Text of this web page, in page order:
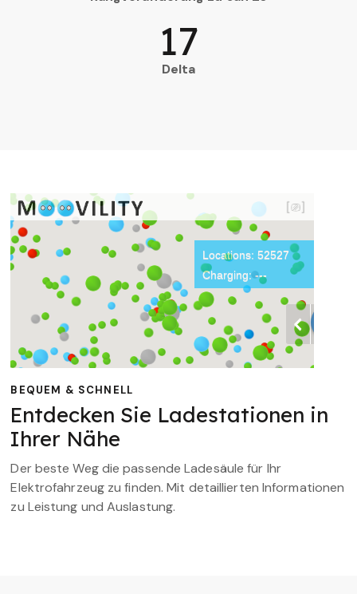
Delta
17
BEQUEM & SCHNELL
Entdecken Sie Ladestationen in
Ihrer Nähe
Der beste Weg die passende Ladesäule für Ihr
Elektrofahrzeug zu finden. Mit detaillierten Informationen
zu Leistung und Auslastung.